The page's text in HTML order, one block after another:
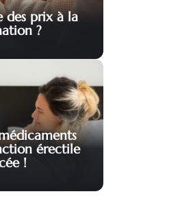
des prix à la
?
érectile
!